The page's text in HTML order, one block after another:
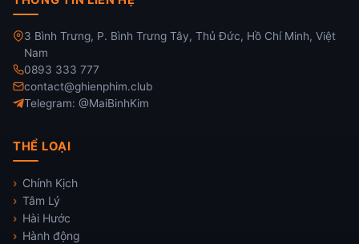
3 Bình Trưng, P. Bình Trưng Tây, Thủ Đức, Hồ Chí Minh, Việt
Nam
0893 333 777
contact@ghienphim.club
Telegram: @MaiBinhKim
THỂ LOẠI
Chính Kịch
Tâm Lý
Hài Hước
Hành động